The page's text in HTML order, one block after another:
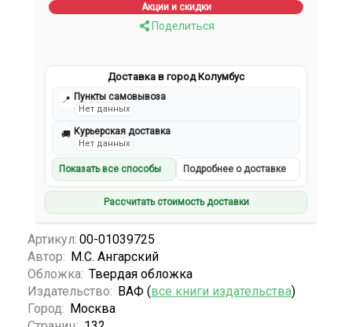
Акции и скидки
Поделиться
Доставка в город Колумбус
📍 Пункты самовывоза
Нет данных
🚚 Курьерская доставка
Нет данных
Показать все способы Подробнее о доставке
Рассчитать стоимость доставки
Артикул: 00-01039725
Автор: М.С. Ангарский
Обложка: Твердая обложка
Издательство: ВАФ (все книги издательства)
Город: Москва